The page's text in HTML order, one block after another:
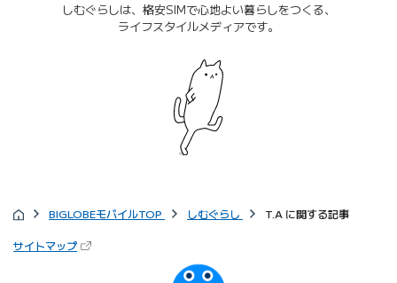
しむぐらしは、格安SIMで心地よい暮らしをつくる、
ライフスタイルメディアです。
BIGLOBEモバイルTOP しむぐらし T.A に関する記事
サイトマップ